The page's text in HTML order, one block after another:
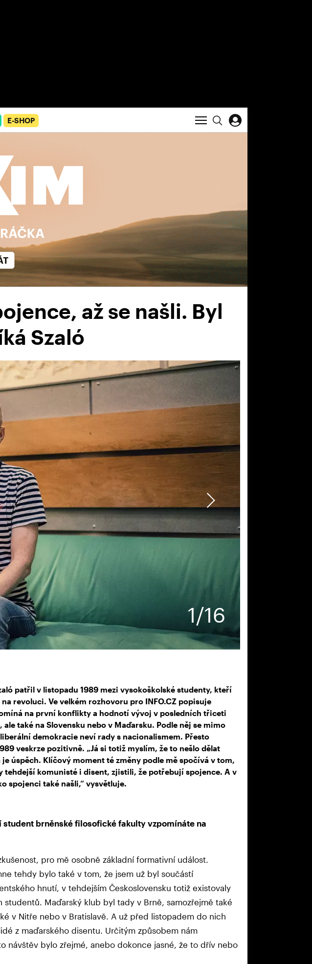
E-SHOP
až se našli. Byl
Szaló
1/16
patřil v listopadu 1989 mezi vysokoškolské studenty, kteří
revoluci. Ve velkém rozhovoru pro INFO.CZ popisuje
na první konflikty a hodnotí vývoj v posledních třiceti
ale také na Slovensku nebo v Maďarsku. Podle něj se mimo
demokracie neví rady s nacionalismem. Přesto
veskrze pozitivně. „Já si totiž myslím, že to nešlo dělat
je úspěch. Klíčový moment té změny podle mě spočívá v tom,
tehdejší komunisté i disent, zjistili, že potřebují spojence. A v
spojenci také našli,“ vysvětluje.
student brněnské filosofické fakulty vzpomínáte na
pro mě osobně základní formativní událost.
tehdy bylo také v tom, že jsem už byl součástí
hnutí, v tehdejším Československu totiž existovaly
studentů. Maďarský klub byl tady v Brně, samozřejmě také
v Nitře nebo v Bratislavě. A už před listopadem do nich
z maďarského disentu. Určitým způsobem nám
návštěv bylo zřejmé, anebo dokonce jasné, že to dřív nebo